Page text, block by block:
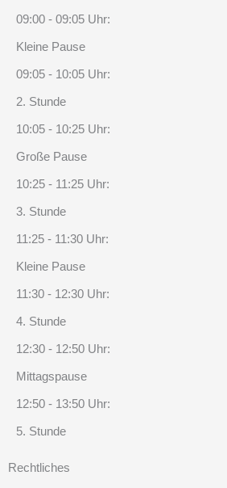
09:00 - 09:05 Uhr:
Kleine Pause
09:05 - 10:05 Uhr:
2. Stunde
10:05 - 10:25 Uhr:
Große Pause
10:25 - 11:25 Uhr:
3. Stunde
11:25 - 11:30 Uhr:
Kleine Pause
11:30 - 12:30 Uhr:
4. Stunde
12:30 - 12:50 Uhr:
Mittagspause
12:50 - 13:50 Uhr:
5. Stunde
Rechtliches